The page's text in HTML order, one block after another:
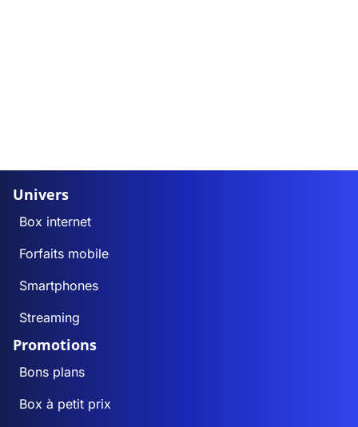
Univers
Box internet
Forfaits mobile
Smartphones
Streaming
Promotions
Bons plans
Box à petit prix